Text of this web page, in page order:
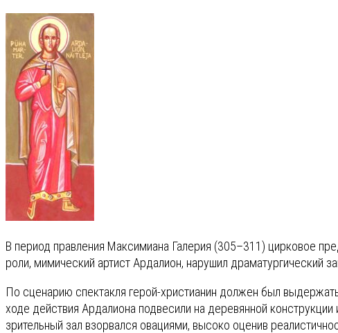
В период правления Максимиана Галерия (305–311) цирковое
роли, мимический артист Ардалион, нарушил драматургический
По сценарию спектакля герой-христианин должен был
ходе действия Ардалиона подвесили на деревянной
зрительный зал взорвался овациями, высоко оценив